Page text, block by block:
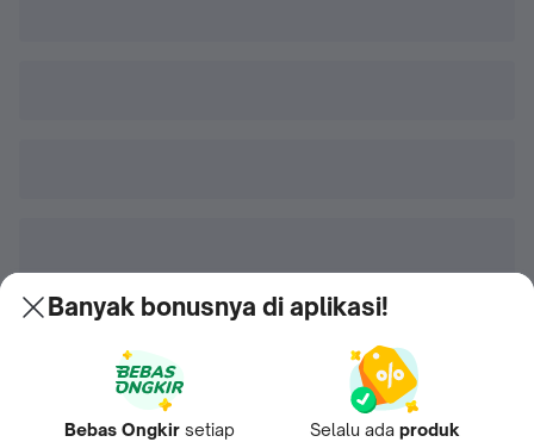
Banyak bonusnya di aplikasi!
Bebas Ongkir setiap Selalu ada produk